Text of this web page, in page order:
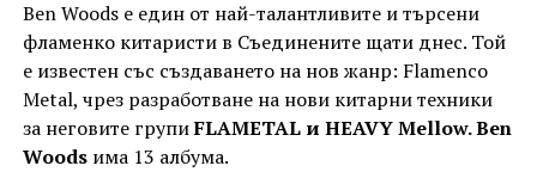
Ben Woods е един от най-талантливите и търсени
фламенко китаристи в Съединените щати днес. Той
е известен със създаването на нов жанр: Flamenco
Metal, чрез разработване на нови китарни техники
за неговите групиFLAMETAL и HEAVY Mellow. Ben
Woodsима 13 албума.